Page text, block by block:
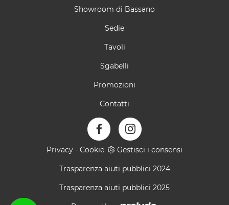
Showroom di Bassano
Sedie
Tavoli
Sgabelli
Promozioni
Contatti
Privacy - Cookie Gestisci i consensi
Trasparenza aiuti pubblici 2024
Trasparenza aiuti pubblici 2025